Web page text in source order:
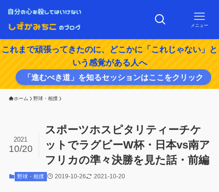
メニュー
これまで頑張ってきたのに、どこかに「これじゃない」と
いう感覚がある人へ
「進むべき道」を知るセッションはここをクリック
ホーム 野球・相撲
スポーツホスピタリティーチケ
ットでラグビーW杯・日本vs南ア
フリカの準々決勝を見た話・前編
2021
10/20
野球・相撲 2019-10-26 2021-10-20